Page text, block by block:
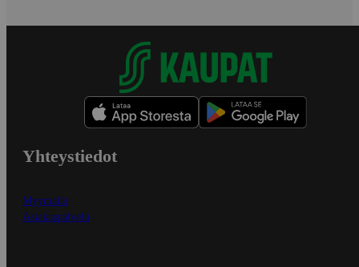
Yhteystiedot
Myymälät
Asiakaspalvelu